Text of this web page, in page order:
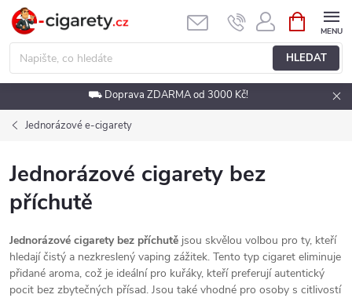
Přejít
obsah
HLEDAT
NÁKUPNÍ
KOŠÍK
⛟ Doprava ZDARMA od 3000 Kč!
Jednorázové e-cigarety
Jednorázové cigarety bez
příchutě
Jednorázové cigarety bez příchutě jsou skvělou volbou pro ty, kteří
hledají čistý a nezkreslený vaping zážitek. Tento typ cigaret eliminuje
přidané aroma, což je ideální pro kuřáky, kteří preferují autentický
pocit bez zbytečných přísad. Jsou také vhodné pro osoby s citlivostí